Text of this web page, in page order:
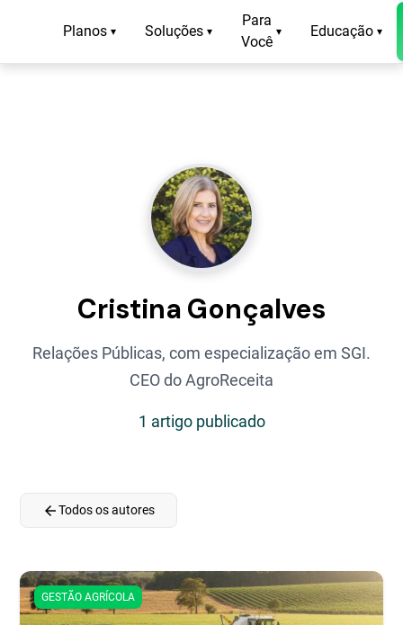
Planos ▾ Soluções ▾
Para
Você
▾ Educação ▾
Cristina Gonçalves
Relações Públicas, com especialização em SGI.
CEO do AgroReceita
1 artigo publicado
arrow_backTodos os autores
GESTÃO AGRÍCOLA